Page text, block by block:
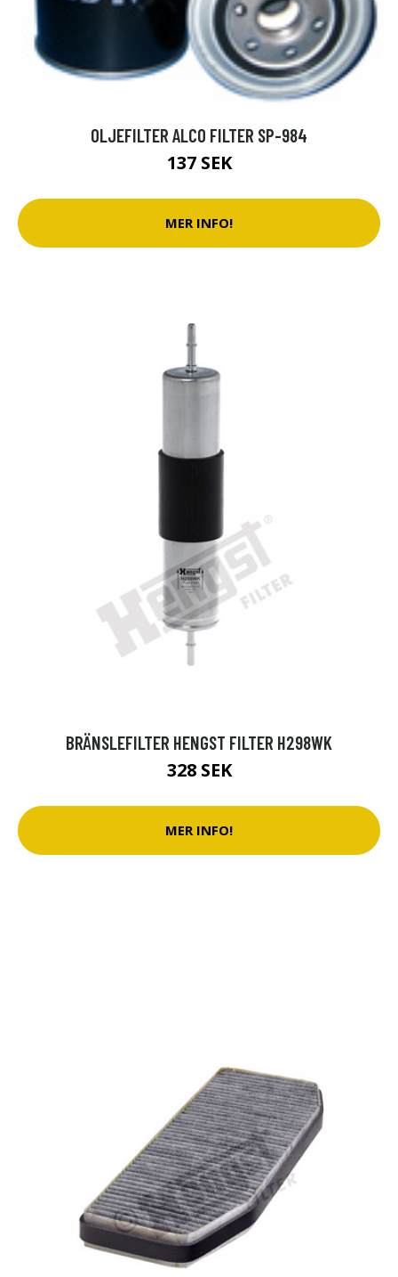
OLJEFILTER ALCO FILTER SP-984
137 SEK
MER INFO!
BRÄNSLEFILTER HENGST FILTER H298WK
328 SEK
MER INFO!